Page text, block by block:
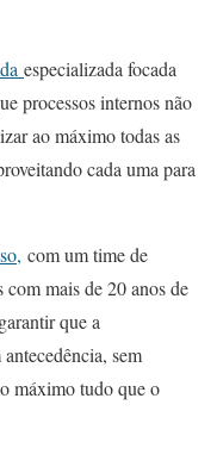
especializada focada
processos internos não
ao máximo todas as
cada uma para
com um time de
com mais de 20 anos de
que a
sem
máximo tudo que o